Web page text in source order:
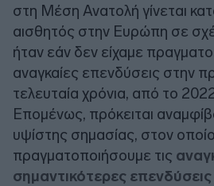
στη Μέση Ανατολή γίνεται
αισθητός στην Ευρώπη σε
ήταν εάν δεν είχαμε
αναγκαίες επενδύσεις στην
τελευταία χρόνια, από το
Επομένως, πρόκειται
υψίστης σημασίας, στον
πραγματοποιήσουμε τις
σημαντικότερες επενδύσεις